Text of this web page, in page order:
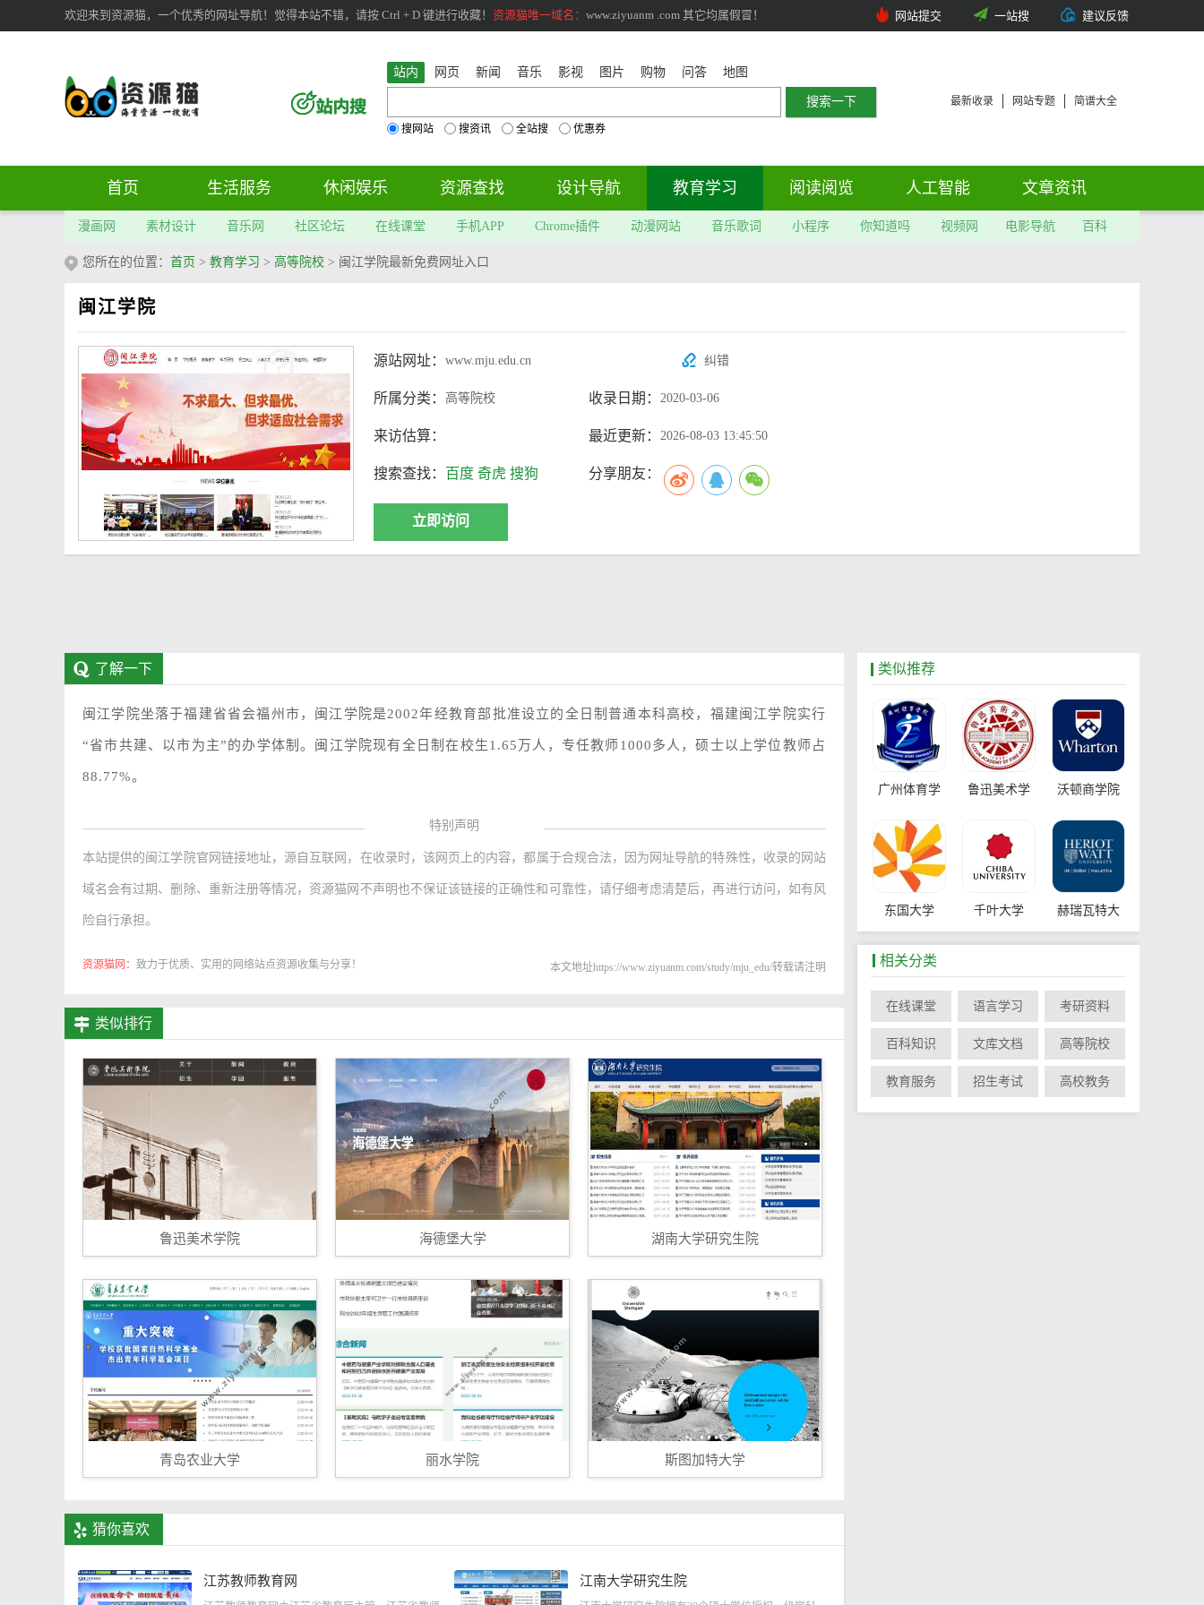
欢迎来到资源猫，一个优秀的网址导航！觉得本站不错，请按 Ctrl + D 键进行收藏！ 资源猫唯一域名： www.ziyuanm .com 其它均属假冒！ 网站提交 一站搜 建议反馈
站内 网页 新闻 音乐 影视 图片 购物 问答 地图
搜网站 搜资讯 全站搜 优惠券
最新收录 网站专题 简谱大全
首页 生活服务 休闲娱乐 资源查找 设计导航 教育学习 阅读阅览 人工智能 文章资讯
漫画网 素材设计 音乐网 社区论坛 在线课堂 手机APP Chrome插件 动漫网站 音乐歌词 小程序 你知道吗 视频网 电影导航 百科
您所在的位置： 首页 > 教育学习 > 高等院校 > 闽江学院最新免费网址入口
闽江学院
源站网址： www.mju.edu.cn 纠错
所属分类： 高等院校 收录日期： 2020-03-06
来访估算： 最近更新： 2026-08-03 13:45:50
搜索查找： 百度 奇虎 搜狗 分享朋友：
立即访问
了解一下
闽江学院坐落于福建省省会福州市，闽江学院是2002年经教育部批准设立的全日制普通本科高校，福建闽江学院实行
“省市共建、以市为主”的办学体制。闽江学院现有全日制在校生1.65万人，专任教师1000多人，硕士以上学位教师占
88.77%。
特别声明
本站提供的闽江学院官网链接地址，源自互联网，在收录时，该网页上的内容，都属于合规合法，因为网址导航的特殊性，收录的网站
域名会有过期、删除、重新注册等情况，资源猫网不声明也不保证该链接的正确性和可靠性，请仔细考虑清楚后，再进行访问，如有风
险自行承担。
资源猫网： 致力于优质、实用的网络站点资源收集与分享！ 本文地址https://www.ziyuanm.com/study/mju_edu/转载请注明
类似排行
鲁迅美术学院 海德堡大学 湖南大学研究生院
青岛农业大学 丽水学院 斯图加特大学
猜你喜欢
江苏教师教育网 江南大学研究生院
类似推荐
广州体育学 鲁迅美术学 沃顿商学院
东国大学 千叶大学 赫瑞瓦特大
上海济光职 数字广大
相关分类
在线课堂 语言学习 考研资料
百科知识 文库文档 高等院校
教育服务 招生考试 高校教务